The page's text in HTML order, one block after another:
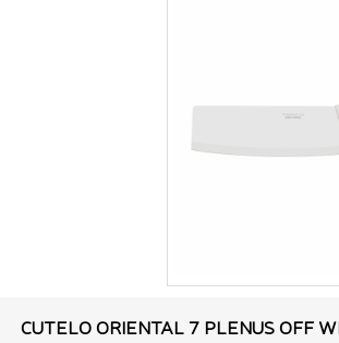
CUTELO ORIENTAL 7 PLENUS OFF